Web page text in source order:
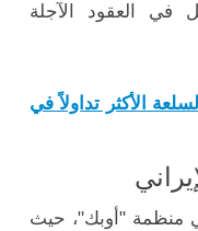
في العقود الآجلة
الأكثر تداولاً في
منظمة "أوبك"، حيث